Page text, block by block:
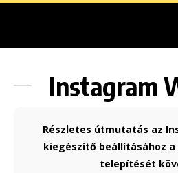
Instagram
Részletes útmutatás az
kiegészítő beállításához
telepítését